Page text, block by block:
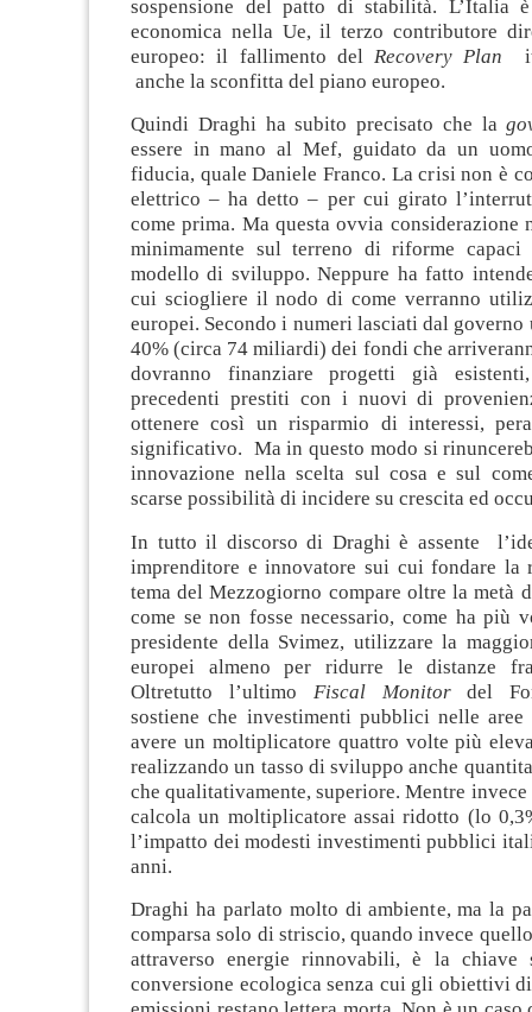
sospensione del patto di stabilità. L’Italia
economica nella Ue, il terzo contributore
europeo: il fallimento del Recovery Plan
anche la sconfitta del piano europeo.
Quindi Draghi ha subito precisato che la
essere in mano al Mef, guidato da un
fiducia, quale Daniele Franco. La crisi non è
elettrico – ha detto – per cui girato
come prima. Ma questa ovvia considerazione
minimamente sul terreno di riforme
modello di sviluppo. Neppure ha fatto
cui sciogliere il nodo di come verranno
europei. Secondo i numeri lasciati dal governo
40% (circa 74 miliardi) dei fondi che
dovranno finanziare progetti già
precedenti prestiti con i nuovi di
ottenere così un risparmio di interessi,
significativo. Ma in questo modo si
innovazione nella scelta sul cosa e sul
scarse possibilità di incidere su crescita ed
In tutto il discorso di Draghi è assente
imprenditore e innovatore sui cui fondare la
tema del Mezzogiorno compare oltre la metà
come se non fosse necessario, come ha più
presidente della Svimez, utilizzare la
europei almeno per ridurre le distanze
Oltretutto l’ultimo Fiscal Monitordel
sostiene che investimenti pubblici nelle aree
avere un moltiplicatore quattro volte più
realizzando un tasso di sviluppo anche
che qualitativamente, superiore. Mentre
calcola un moltiplicatore assai ridotto (lo
l’impatto dei modesti investimenti pubblici
anni.
Draghi ha parlato molto di ambiente, ma la
comparsa solo di striscio, quando invece
attraverso energie rinnovabili, è la chiave
conversione ecologica senza cui gli obiettivi